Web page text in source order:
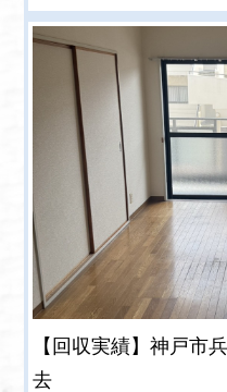
【回収実績】神戸
去